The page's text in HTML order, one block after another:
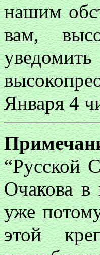
нашим
вам,
Января 4
“Русской
Очакова в
уже
этой